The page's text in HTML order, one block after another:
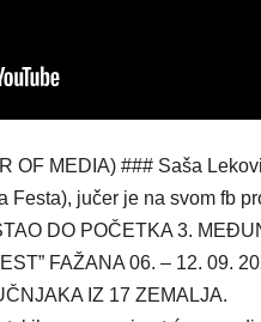
OF MEDIA) ### Saša
Festa), jučer je na svom fb
DO POČETKA 3.
FAŽANA 06. – 12. 09.
IZ 17 ZEMALJA.